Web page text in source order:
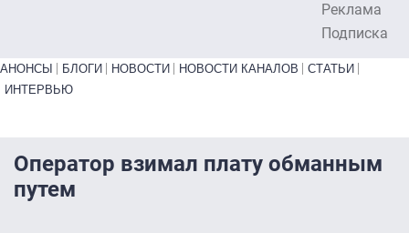
Реклама
Подписка
Primary links bottom
АНОНСЫ БЛОГИ НОВОСТИ НОВОСТИ КАНАЛОВ
СТАТЬИ
ИНТЕРВЬЮ
Оператор взимал плату обманным
путем